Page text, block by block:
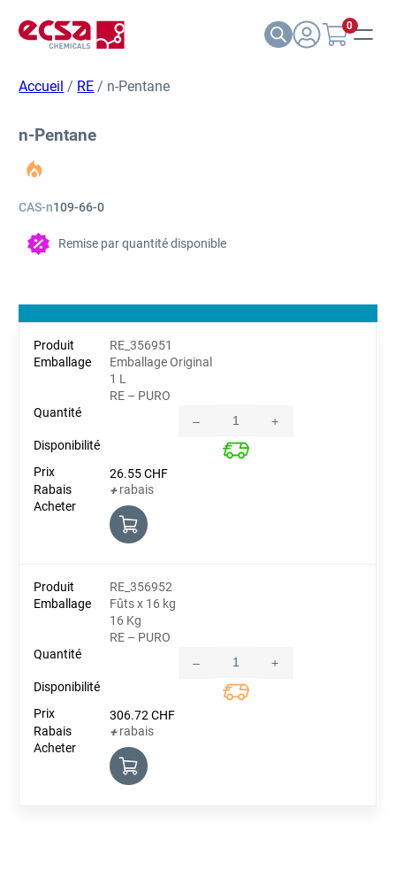
0
Accueil / RE / n-Pentane
n-Pentane
CAS-n109-66-0
Remise par quantité disponible
RE_356951
Emballage Original
1 L
RE – PURO
Quantity
– +
26.55CHF
+rabais
RE_356952
Fûts x 16 kg
16 Kg
RE – PURO
Quantity
– +
306.72CHF
+rabais